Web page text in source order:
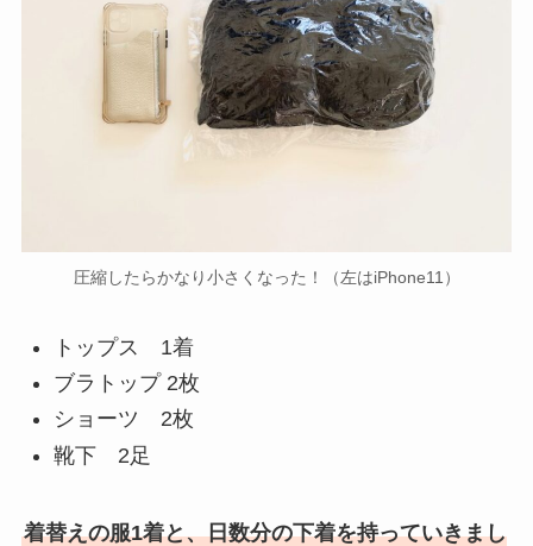
圧縮したらかなり小さくなった！（左はiPhone11）
トップス 1着
ブラトップ 2枚
ショーツ 2枚
靴下 2足
着替えの服1着と、日数分の下着を持っていきまし